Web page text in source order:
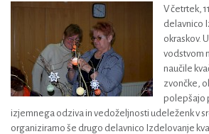
V četrtek,
delavnico
okraskov.
vodstvom
naučile
zvončke,
polepšajo
izjemnega odziva in vedoželjnosti udeleženk v
organiziramo še drugo delavnico Izdelovanje